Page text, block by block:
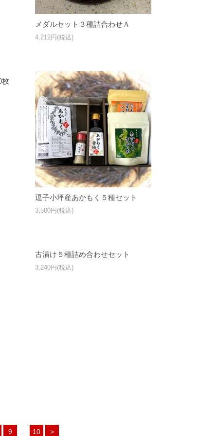
メダルセット３種詰合わせＡ
4,212円(税込)
枚
逗子小坪産あかもく５種セット
3,500円(税込)
古漬け５種詰め合わせセット
3,240円(税込)
9 ... 10 >